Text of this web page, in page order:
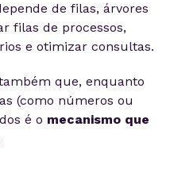
de filas, árvores
filas de processos,
e otimizar consultas.
que, enquanto
(como números ou
é o mecanismo que